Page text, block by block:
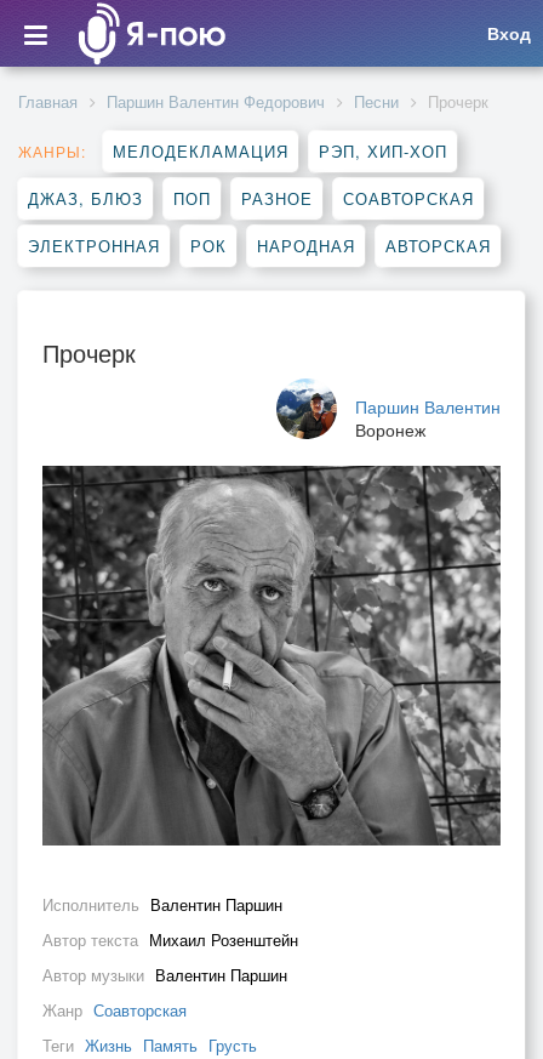
Вход
Главная Паршин Валентин Федорович Песни Прочерк
ЖАНРЫ: МЕЛОДЕКЛАМАЦИЯ РЭП, ХИП-ХОП
ДЖАЗ, БЛЮЗ ПОП РАЗНОЕ СОАВТОРСКАЯ
ЭЛЕКТРОННАЯ РОК НАРОДНАЯ АВТОРСКАЯ
Прочерк
Паршин Валентин
Воронеж
Исполнитель Валентин Паршин
Автор текста Михаил Розенштейн
Автор музыки Валентин Паршин
Жанр Соавторская
Теги Жизнь Память Грусть